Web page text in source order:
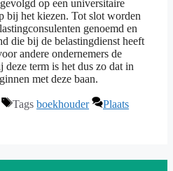
op een universitaire
bij het kiezen. Tot slot worden
genoemd en
die bij de belastingdienst heeft
andere ondernemers de
term is het dus zo dat in
met deze baan.
Tags boekhouder
Plaats